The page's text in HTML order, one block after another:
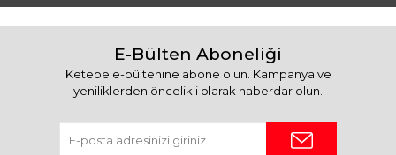
E-Bülten Aboneliği
Ketebe e-bültenine abone olun. Kampanya ve
yeniliklerden öncelikli olarak haberdar olun.